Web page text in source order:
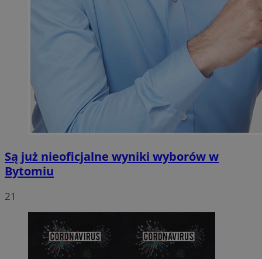
Są już nieoficjalne wyniki wyborów w
Bytomiu
21